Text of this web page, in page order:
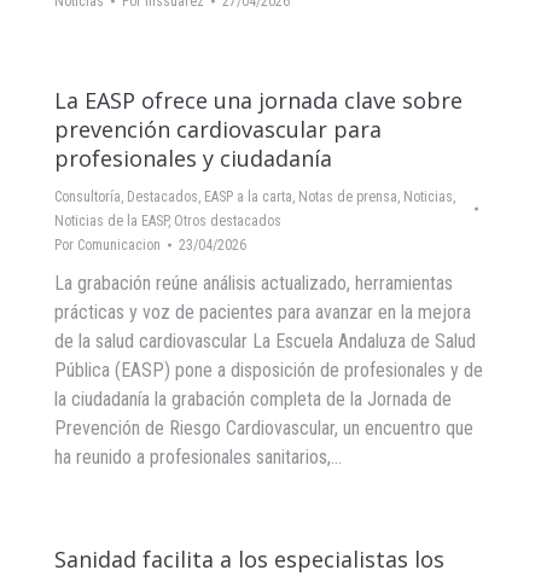
La EASP ofrece una jornada clave sobre
prevención cardiovascular para
profesionales y ciudadanía
Consultoría, Destacados, EASP a la carta, Notas de prensa, Noticias,
Noticias de la EASP, Otros destacados
Por Comunicacion 23/04/2026
La grabación reúne análisis actualizado, herramientas
prácticas y voz de pacientes para avanzar en la mejora
de la salud cardiovascular La Escuela Andaluza de Salud
Pública (EASP) pone a disposición de profesionales y de
la ciudadanía la grabación completa de la Jornada de
Prevención de Riesgo Cardiovascular, un encuentro que
ha reunido a profesionales sanitarios,…
Sanidad facilita a los especialistas los